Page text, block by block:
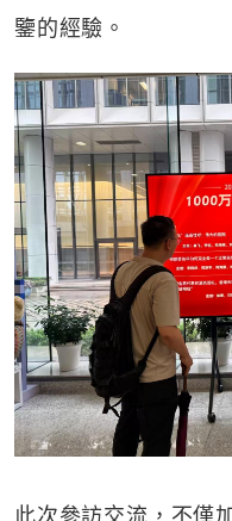
鑒的經驗。
此次參訪交流，不僅